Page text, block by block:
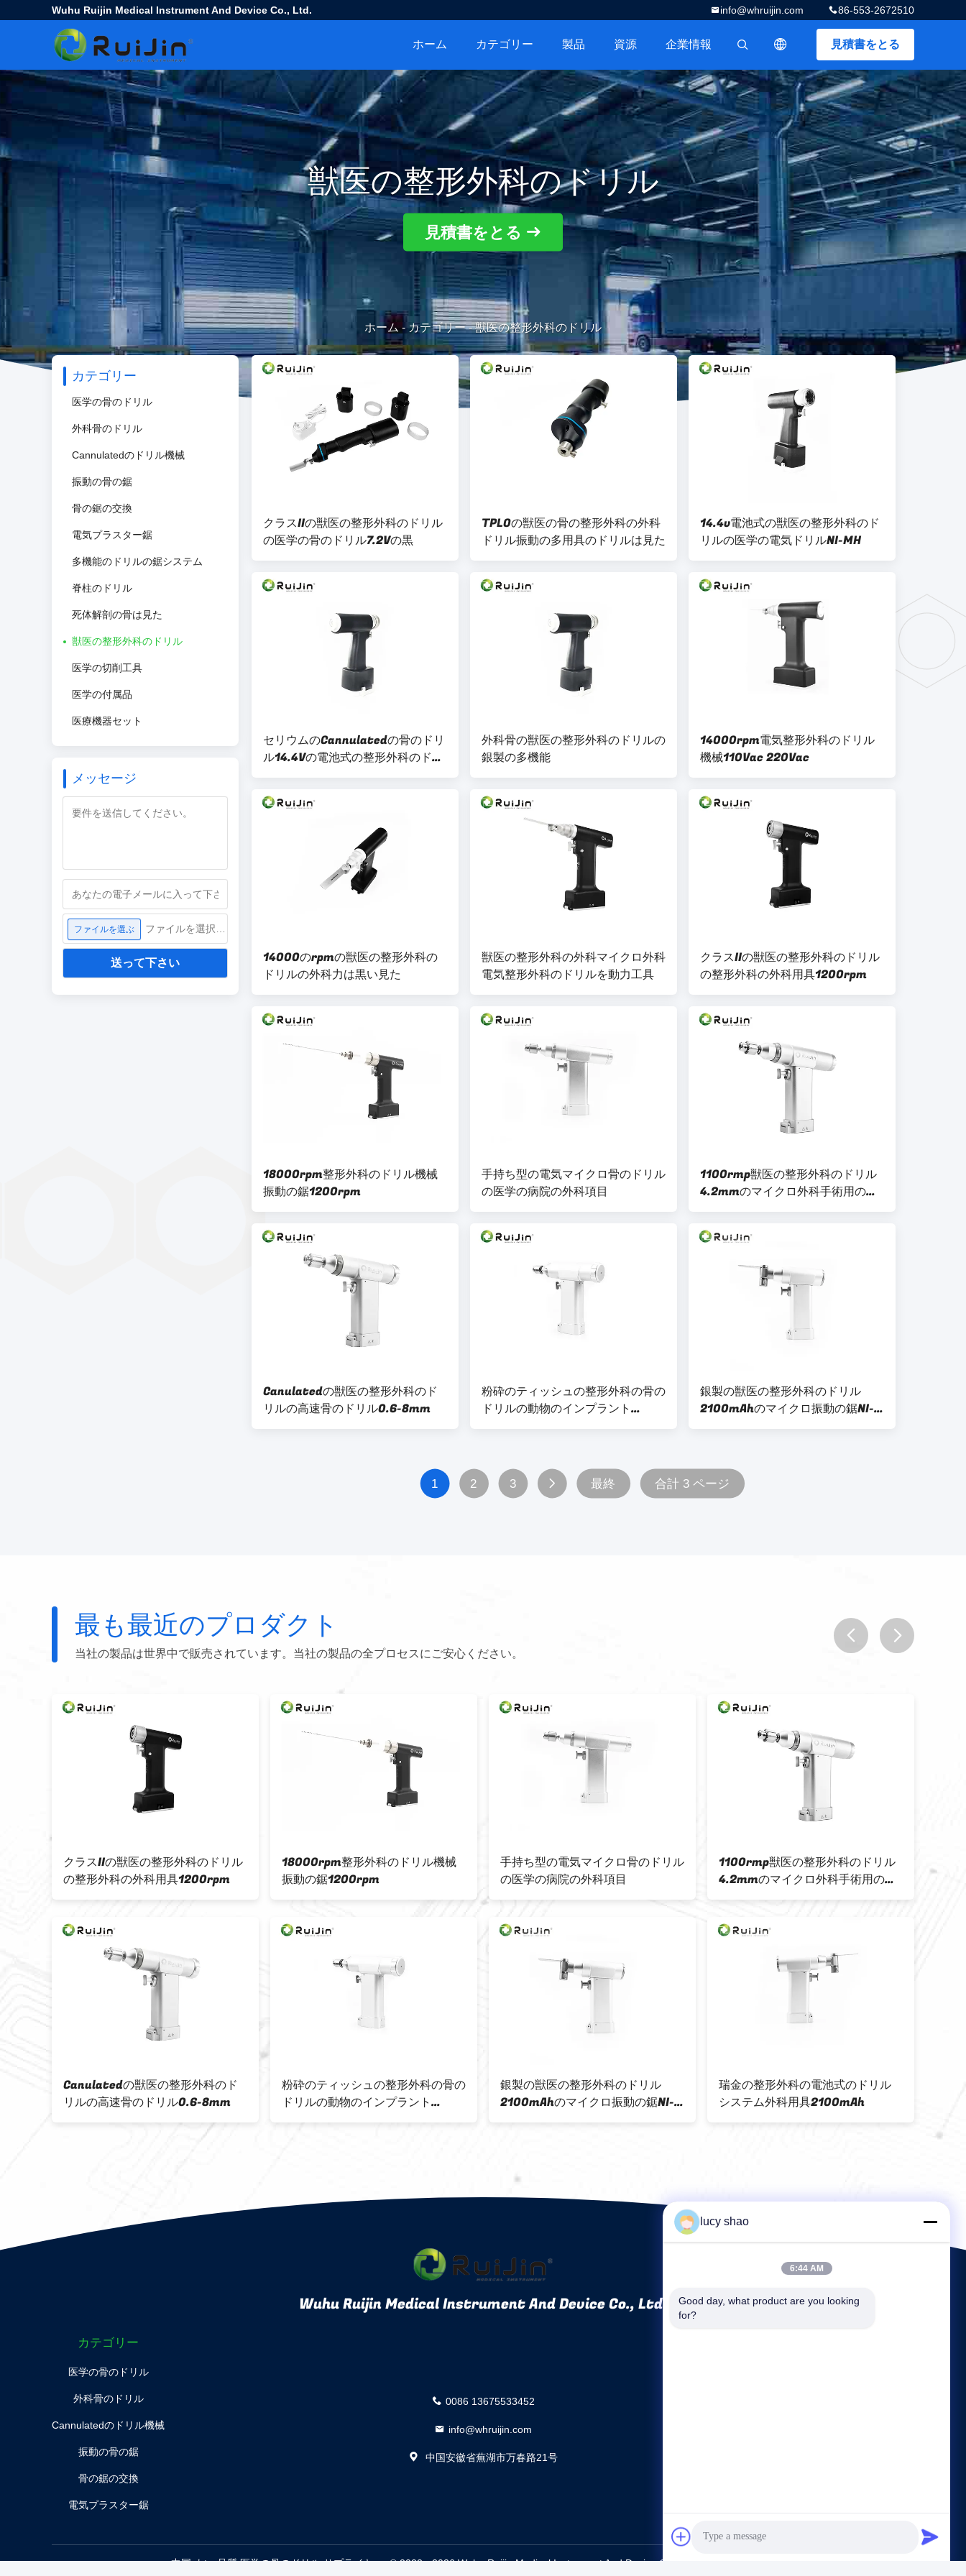
Wuhu Ruijin Medical Instrument And Device Co., Ltd. 86-553-2672510
info@whruijin.com
見積書をとる
描述
ホーム カテゴリー 製品 資源 企業情報
獣医の整形外科のドリル
見積書をとる
ホーム- カテゴリー-獣医の整形外科のドリル
カテゴリー
医学の骨のドリル
外科骨のドリル
Cannulatedのドリル機械
振動の骨の鋸
骨の鋸の交換
電気プラスター鋸
多機能のドリルの鋸システム
脊柱のドリル
死体解剖の骨は見た
獣医の整形外科のドリル
医学の切削工具
医学の付属品
医療機器セット
メッセージ
ファイルを選ぶ
送って下さい
クラスIIの獣医の整形外科のドリル
の医学の骨のドリル7.2Vの黒
TPLOの獣医の骨の整形外科の外科
ドリル振動の多用具のドリルは見た
14.4v電池式の獣医の整形外科のド
リルの医学の電気ドリルNI-MH
セリウムのCannulatedの骨のドリ
ル14.4Vの電池式の整形外科のドリ
ル
外科骨の獣医の整形外科のドリルの
銀製の多機能
14000rpm電気整形外科のドリル
機械110Vac 220Vac
14000のrpmの獣医の整形外科の
ドリルの外科力は黒い見た
獣医の整形外科の外科マイクロ外科
電気整形外科のドリルを動力工具
クラスIIの獣医の整形外科のドリル
の整形外科の外科用具1200rpm
18000rpm整形外科のドリル機械
振動の鋸1200rpm
手持ち型の電気マイクロ骨のドリル
の医学の病院の外科項目
1100rmp獣医の整形外科のドリル
4.2mmのマイクロ外科手術用の器
具
Canulatedの獣医の整形外科のド
リルの高速骨のドリル0.6-8mm
粉砕のティッシュの整形外科の骨の
ドリルの動物のインプラント
Cannulatedの骨のドリルのアルミ
銀製の獣医の整形外科のドリル
2100mAhのマイクロ振動の鋸NI-
MH
1 2 3 最終 合計 3 ページ
最も最近のプロダクト
当社の製品は世界中で販売されています。当社の製品の全プロセスにご安心ください。
クラスIIの獣医の整形外科のドリル
の整形外科の外科用具1200rpm
18000rpm整形外科のドリル機械
振動の鋸1200rpm
手持ち型の電気マイクロ骨のドリル
の医学の病院の外科項目
1100rmp獣医の整形外科のドリル
4.2mmのマイクロ外科手術用の器
具
Canulatedの獣医の整形外科のド
リルの高速骨のドリル0.6-8mm
粉砕のティッシュの整形外科の骨の
ドリルの動物のインプラント
Cannulatedの骨のドリルのアルミ
銀製の獣医の整形外科のドリル
2100mAhのマイクロ振動の鋸NI-
MH
瑞金の整形外科の電池式のドリル
システム外科用具2100mAh
Wuhu Ruijin Medical Instrument And Device Co., Ltd.
カテゴリー
医学の骨のドリル
外科骨のドリル
Cannulatedのドリル機械
振動の骨の鋸
骨の鋸の交換
電気プラスター鋸
0086 13675533452
info@whruijin.com
中国安徽省蕪湖市万春路21号
中国 よい 品質 医学の骨のドリル サプライヤー. © 2022 - 2026 Wuhu Ruijin Medical Instrument And Device Co., Ltd.. All Rights Reserved.
lucy shao
6:44 AM
Good day, what product are you looking
for?